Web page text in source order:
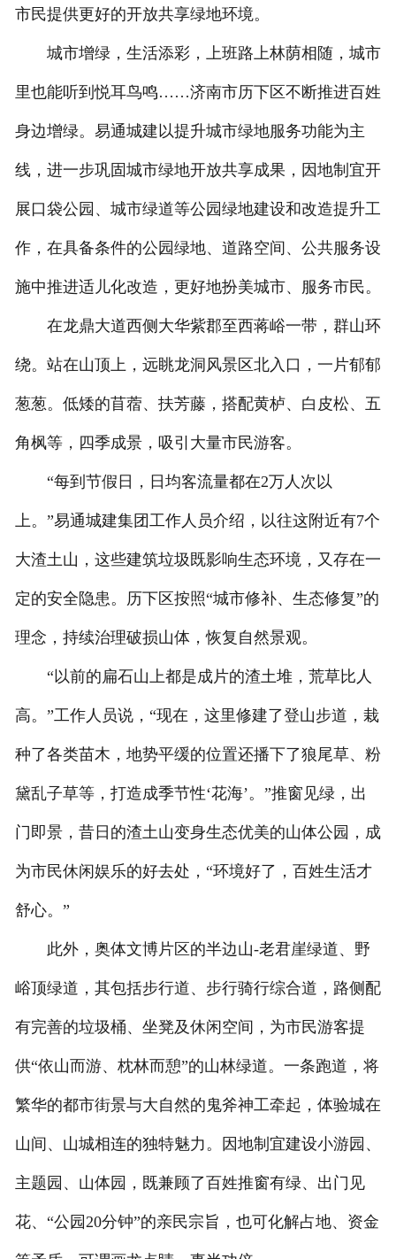
市民提供更好的开放共享绿地环境。
城市增绿，生活添彩，上班路上林荫相随，城市
里也能听到悦耳鸟鸣……济南市历下区不断推进百姓
身边增绿。易通城建以提升城市绿地服务功能为主
线，进一步巩固城市绿地开放共享成果，因地制宜开
展口袋公园、城市绿道等公园绿地建设和改造提升工
作，在具备条件的公园绿地、道路空间、公共服务设
施中推进适儿化改造，更好地扮美城市、服务市民。
在龙鼎大道西侧大华紫郡至西蒋峪一带，群山环
绕。站在山顶上，远眺龙洞风景区北入口，一片郁郁
葱葱。低矮的苜蓿、扶芳藤，搭配黄栌、白皮松、五
角枫等，四季成景，吸引大量市民游客。
“每到节假日，日均客流量都在2万人次以
上。”易通城建集团工作人员介绍，以往这附近有7个
大渣土山，这些建筑垃圾既影响生态环境，又存在一
定的安全隐患。历下区按照“城市修补、生态修复”的
理念，持续治理破损山体，恢复自然景观。
“以前的扁石山上都是成片的渣土堆，荒草比人
高。”工作人员说，“现在，这里修建了登山步道，栽
种了各类苗木，地势平缓的位置还播下了狼尾草、粉
黛乱子草等，打造成季节性‘花海’。”推窗见绿，出
门即景，昔日的渣土山变身生态优美的山体公园，成
为市民休闲娱乐的好去处，“环境好了，百姓生活才
舒心。”
此外，奥体文博片区的半边山-老君崖绿道、野
峪顶绿道，其包括步行道、步行骑行综合道，路侧配
有完善的垃圾桶、坐凳及休闲空间，为市民游客提
供“依山而游、枕林而憩”的山林绿道。一条跑道，将
繁华的都市街景与大自然的鬼斧神工牵起，体验城在
山间、山城相连的独特魅力。因地制宜建设小游园、
主题园、山体园，既兼顾了百姓推窗有绿、出门见
花、“公园20分钟”的亲民宗旨，也可化解占地、资金